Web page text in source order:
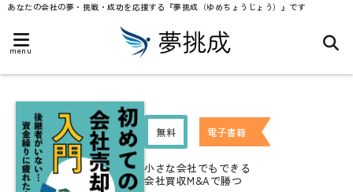
あなたの会社の夢・挑戦・成功を応援する『夢挑成（ゆめちょうじょう）』です
menu
無料 電子書籍
小さな会社でもできる
会社買収M&Aで勝つ